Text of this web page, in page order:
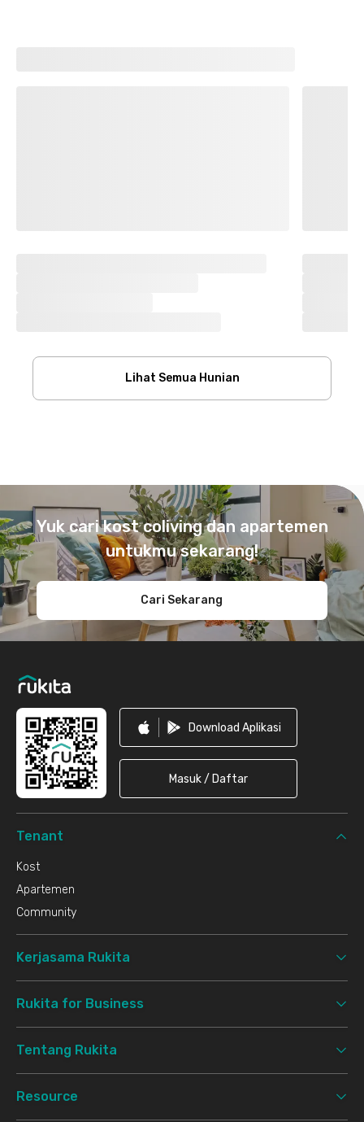
Lihat Semua Hunian
Yuk cari kost coliving dan apartemen
untukmu sekarang!
Cari Sekarang
Download Aplikasi
Masuk / Daftar
Tenant
Kost
Apartemen
Community
Kerjasama Rukita
Rukita for Business
Tentang Rukita
Resource